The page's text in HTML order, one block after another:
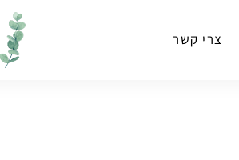
צרי קשר